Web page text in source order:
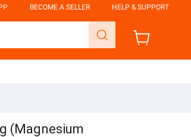
BECOME A SELLER HELP & SUPPORT
(Magnesium